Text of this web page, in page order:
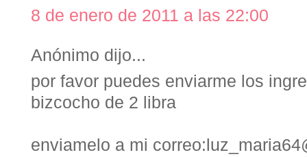
8 de enero de 2011 a las 22:00
Anónimo dijo...
por favor puedes enviarme los
bizcocho de 2 libra
enviamelo a mi